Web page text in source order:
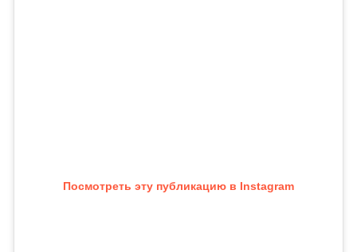
Посмотреть эту публикацию в Instagram